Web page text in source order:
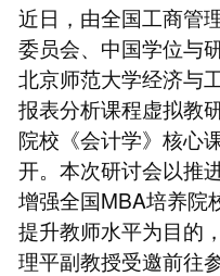
近日，由全国工商管
委员会、中国学位与
北京师范大学经济与
报表分析课程虚拟教
院校《会计学》核心
开。本次研讨会以推
增强全国MBA培养院
提升教师水平为目的
理平副教授受邀前往